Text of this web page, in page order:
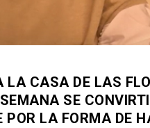
LA CASA DE LAS
SE
POR LA FORMA DE